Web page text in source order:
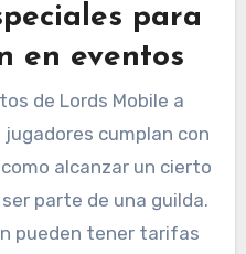
para
en eventos
de Lords Mobile a
cumplan con
alcanzar un cierto
parte de una guilda.
pueden tener tarifas